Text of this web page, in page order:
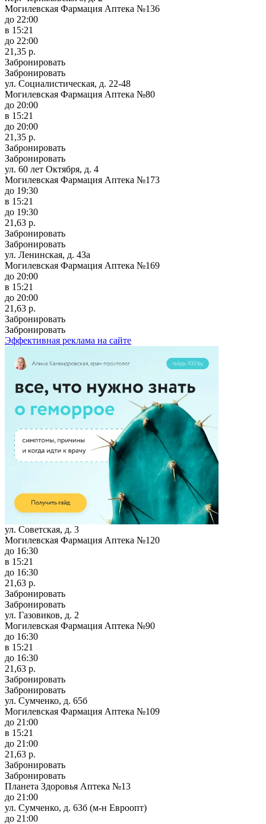
Могилевская Фармация Аптека №136
до 22:00
в 15:21
до 22:00
21,35 р.
Забронировать
Забронировать
ул. Социалистическая, д. 22-48
Могилевская Фармация Аптека №80
до 20:00
в 15:21
до 20:00
21,35 р.
Забронировать
Забронировать
ул. 60 лет Октября, д. 4
Могилевская Фармация Аптека №173
до 19:30
в 15:21
до 19:30
21,63 р.
Забронировать
Забронировать
ул. Ленинская, д. 43а
Могилевская Фармация Аптека №169
до 20:00
в 15:21
до 20:00
21,63 р.
Забронировать
Забронировать
Эффективная реклама на сайте
ул. Советская, д. 3
Могилевская Фармация Аптека №120
до 16:30
в 15:21
до 16:30
21,63 р.
Забронировать
Забронировать
ул. Газовиков, д. 2
Могилевская Фармация Аптека №90
до 16:30
в 15:21
до 16:30
21,63 р.
Забронировать
Забронировать
ул. Сумченко, д. 65б
Могилевская Фармация Аптека №109
до 21:00
в 15:21
до 21:00
21,63 р.
Забронировать
Забронировать
Планета Здоровья Аптека №13
до 21:00
ул. Сумченко, д. 63б (м-н Евроопт)
до 21:00